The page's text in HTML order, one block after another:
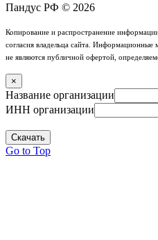
Пандус РФ © 2026
Копирование и распространение
согласия владельца сайта.
не являются публичной офертой,
×
Название организации
ИНН организации
Скачать
Go to Top